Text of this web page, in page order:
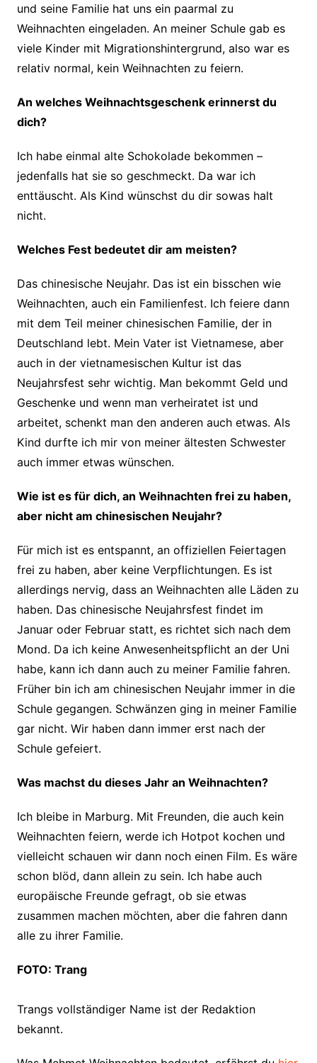
und seine Familie hat uns ein paarmal zu
Weihnachten eingeladen. An meiner Schule gab es
viele Kinder mit Migrationshintergrund, also war es
relativ normal, kein Weihnachten zu feiern.
An welches Weihnachtsgeschenk erinnerst du
dich?
Ich habe einmal alte Schokolade bekommen –
jedenfalls hat sie so geschmeckt. Da war ich
enttäuscht. Als Kind wünschst du dir sowas halt
nicht.
Welches Fest bedeutet dir am meisten?
Das chinesische Neujahr. Das ist ein bisschen wie
Weihnachten, auch ein Familienfest. Ich feiere dann
mit dem Teil meiner chinesischen Familie, der in
Deutschland lebt. Mein Vater ist Vietnamese, aber
auch in der vietnamesischen Kultur ist das
Neujahrsfest sehr wichtig. Man bekommt Geld und
Geschenke und wenn man verheiratet ist und
arbeitet, schenkt man den anderen auch etwas. Als
Kind durfte ich mir von meiner ältesten Schwester
auch immer etwas wünschen.
Wie ist es für dich, an Weihnachten frei zu haben,
aber nicht am chinesischen Neujahr?
Für mich ist es entspannt, an offiziellen Feiertagen
frei zu haben, aber keine Verpflichtungen. Es ist
allerdings nervig, dass an Weihnachten alle Läden zu
haben. Das chinesische Neujahrsfest findet im
Januar oder Februar statt, es richtet sich nach dem
Mond. Da ich keine Anwesenheitspflicht an der Uni
habe, kann ich dann auch zu meiner Familie fahren.
Früher bin ich am chinesischen Neujahr immer in die
Schule gegangen. Schwänzen ging in meiner Familie
gar nicht. Wir haben dann immer erst nach der
Schule gefeiert.
Was machst du dieses Jahr an Weihnachten?
Ich bleibe in Marburg. Mit Freunden, die auch kein
Weihnachten feiern, werde ich Hotpot kochen und
vielleicht schauen wir dann noch einen Film. Es wäre
schon blöd, dann allein zu sein. Ich habe auch
europäische Freunde gefragt, ob sie etwas
zusammen machen möchten, aber die fahren dann
alle zu ihrer Familie.
FOTO: Trang
Trangs vollständiger Name ist der Redaktion
bekannt.